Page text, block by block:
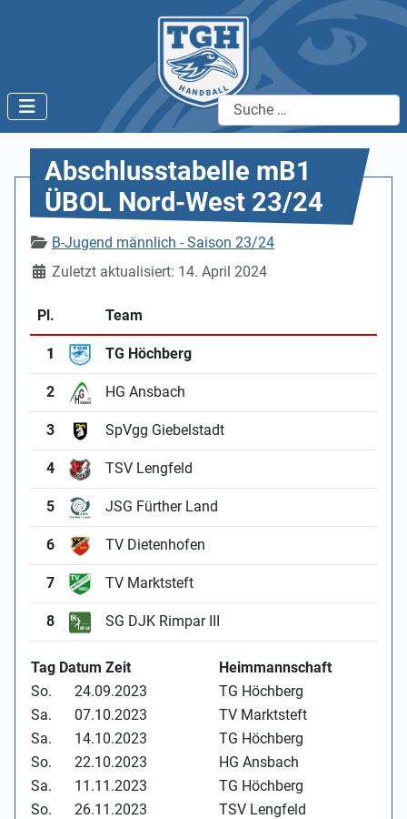
Suchen
Abschlusstabelle mB1
ÜBOL Nord-West 23/24
DetailsB-Jugend männlich - Saison 23/24
Zuletzt aktualisiert: 14. April 2024
Pl. Team
1 TG Höchberg
2 HG Ansbach
3 SpVgg Giebelstadt
4 TSV Lengfeld
5 JSG Fürther Land
6 TV Dietenhofen
7 TV Marktsteft
8 SG DJK Rimpar III
Tag Datum Zeit
Heimmannschaft
So.
24.09.2023
TG Höchberg
Sa.
07.10.2023
TV Marktsteft
Sa.
14.10.2023
TG Höchberg
So.
22.10.2023
HG Ansbach
Sa.
11.11.2023
TG Höchberg
So.
26.11.2023
TSV Lengfeld